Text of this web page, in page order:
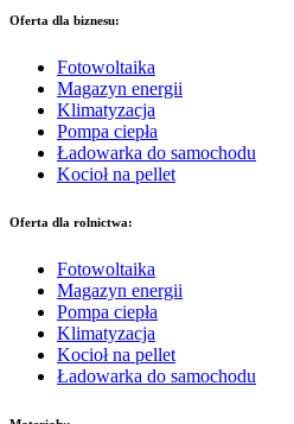
Oferta dla biznesu:
Fotowoltaika
Magazyn energii
Klimatyzacja
Pompa ciepła
Ładowarka do samochodu
Kocioł na pellet
Oferta dla rolnictwa:
Fotowoltaika
Magazyn energii
Pompa ciepła
Klimatyzacja
Kocioł na pellet
Ładowarka do samochodu